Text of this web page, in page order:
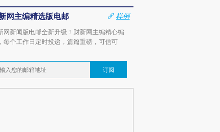
网主编精选版电邮
样例
网新闻版电邮全新升级！财新网主编精心编
每个工作日定时投递，篇篇重磅，可信可
订阅